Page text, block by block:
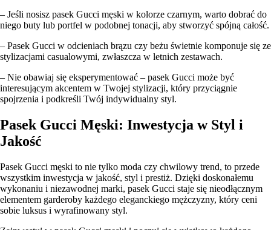
– Jeśli nosisz pasek Gucci męski w kolorze czarnym, warto dobrać do
niego buty lub portfel w podobnej tonacji, aby stworzyć spójną całość.
– Pasek Gucci w odcieniach brązu czy beżu świetnie komponuje się ze
stylizacjami casualowymi, zwłaszcza w letnich zestawach.
– Nie obawiaj się eksperymentować – pasek Gucci może być
interesującym akcentem w Twojej stylizacji, który przyciągnie
spojrzenia i podkreśli Twój indywidualny styl.
Pasek Gucci Męski: Inwestycja w Styl i
Jakość
Pasek Gucci męski to nie tylko moda czy chwilowy trend, to przede
wszystkim inwestycja w jakość, styl i prestiż. Dzięki doskonałemu
wykonaniu i niezawodnej marki, pasek Gucci staje się nieodłącznym
elementem garderoby każdego eleganckiego mężczyzny, który ceni
sobie luksus i wyrafinowany styl.